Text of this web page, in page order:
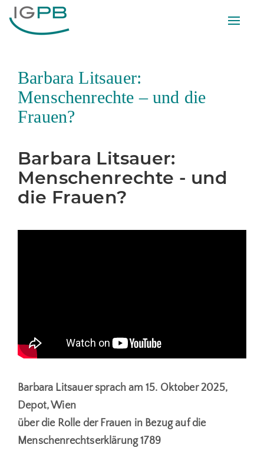
Toggle
Barbara Litsauer:
Menschenrechte – und die
Frauen?
Barbara Litsauer:
Menschenrechte - und
die Frauen?
Barbara Litsauer sprach am 15. Oktober 2025,
Depot, Wien
über die Rolle der Frauen in Bezug auf die
Menschenrechtserklärung 1789